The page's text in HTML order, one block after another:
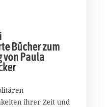
Bücher zum
von Paula
ihrer Zeit und